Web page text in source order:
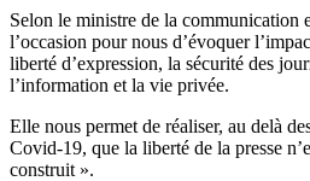
Selon le ministre de la communication
l’occasion pour nous d’évoquer
liberté d’expression, la sécurité des
l’information et la vie privée.
Elle nous permet de réaliser, au delà
Covid-19, que la liberté de la presse
construit ».